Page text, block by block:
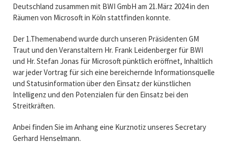
Deutschland zusammen mit BWI GmbH am 21.März 2024 in den
Räumen von Microsoft in Köln stattfinden konnte.
Der 1.Themenabend wurde durch unseren Präsidenten GM
Traut und den Veranstaltern Hr. Frank Leidenberger für BWI
und Hr. Stefan Jonas für Microsoft pünktlich eröffnet, Inhaltlich
war jeder Vortrag für sich eine bereichernde Informationsquelle
und Statusinformation über den Einsatz der künstlichen
Intelligenz und den Potenzialen für den Einsatz bei den
Streitkräften.
Anbei finden Sie im Anhang eine Kurznotiz unseres Secretary
Gerhard Henselmann.